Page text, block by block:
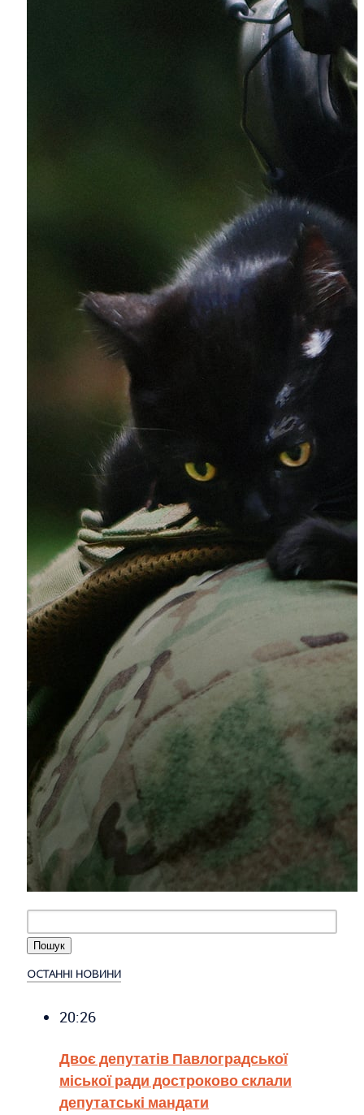
ОСТАННІ НОВИНИ
20:26
Двоє депутатів Павлоградської
міської ради достроково склали
депутатські мандати